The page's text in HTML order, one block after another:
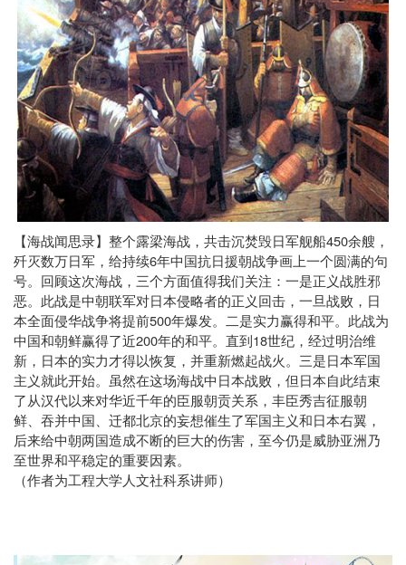
【海战闻思录】整个露梁海战，共击沉焚毁日军舰船450余艘，
歼灭数万日军，给持续6年中国抗日援朝战争画上一个圆满的句
号。回顾这次海战，三个方面值得我们关注：一是正义战胜邪
恶。此战是中朝联军对日本侵略者的正义回击，一旦战败，日
本全面侵华战争将提前500年爆发。二是实力赢得和平。此战为
中国和朝鲜赢得了近200年的和平。直到 18世纪，经过明治维
新，日本的实力才得以恢复，并重新燃起战火。三是日本军国
主义就此开始。虽然在这场海战中日本战败，但日本自此结束
了从汉代以来对华近千年的臣服朝贡关系，丰臣秀吉征服朝
鲜、吞并中国、迁都北京的妄想催生了军国主义和日本右翼，
后来给中朝两国造成不断的巨大的伤害，至今仍是威胁亚洲乃
至世界和平稳定的重要因素。
（作者为工程大学人文社科系讲师）